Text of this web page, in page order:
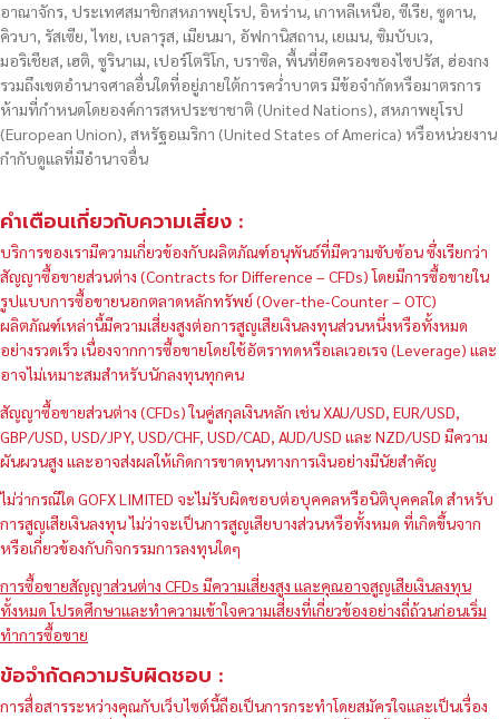
อาณาจักร, ประเทศสมาชิกสหภาพยุโรป, อิหร่าน, เกาหลีเหนือ, ซีเรีย, ซูดาน,
คิวบา, รัสเซีย, ไทย, เบลารุส, เมียนมา, อัฟกานิสถาน, เยเมน, ซิมบับเว,
มอริเชียส, เฮติ, ซูรินาเม, เปอร์โตริโก, บราซิล, พื้นที่ยึดครองของไซปรัส, ฮ่องกง
รวมถึงเขตอำนาจศาลอื่นใดที่อยู่ภายใต้การคว่ำบาตร มีข้อจำกัดหรือมาตรการ
ห้ามที่กำหนดโดยองค์การสหประชาชาติ (United Nations), สหภาพยุโรป
(European Union), สหรัฐอเมริกา (United States of America) หรือหน่วยงาน
กำกับดูแลที่มีอำนาจอื่น
คำเตือนเกี่ยวกับความเสี่ยง :
บริการของเรามีความเกี่ยวข้องกับผลิตภัณฑ์อนุพันธ์ที่มีความซับซ้อน ซึ่งเรียกว่า
สัญญาซื้อขายส่วนต่าง (Contracts for Difference – CFDs) โดยมีการซื้อขายใน
รูปแบบการซื้อขายนอกตลาดหลักทรัพย์ (Over-the-Counter – OTC)
ผลิตภัณฑ์เหล่านี้มีความเสี่ยงสูงต่อการสูญเสียเงินลงทุนส่วนหนึ่งหรือทั้งหมด
อย่างรวดเร็ว เนื่องจากการซื้อขายโดยใช้อัตราทดหรือเลเวอเรจ (Leverage) และ
อาจไม่เหมาะสมสำหรับนักลงทุนทุกคน
สัญญาซื้อขายส่วนต่าง (CFDs) ในคู่สกุลเงินหลัก เช่น XAU/USD, EUR/USD,
GBP/USD, USD/JPY, USD/CHF, USD/CAD, AUD/USD และ NZD/USD มีความ
ผันผวนสูง และอาจส่งผลให้เกิดการขาดทุนทางการเงินอย่างมีนัยสำคัญ
ไม่ว่ากรณีใด GOFX LIMITED จะไม่รับผิดชอบต่อบุคคลหรือนิติบุคคลใด สำหรับ
การสูญเสียเงินลงทุน ไม่ว่าจะเป็นการสูญเสียบางส่วนหรือทั้งหมด ที่เกิดขึ้นจาก
หรือเกี่ยวข้องกับกิจกรรมการลงทุนใดๆ
การซื้อขายสัญญาส่วนต่าง CFDs มีความเสี่ยงสูง และคุณอาจสูญเสียเงินลงทุน
ทั้งหมด โปรดศึกษาและทำความเข้าใจความเสี่ยงที่เกี่ยวข้องอย่างถี่ถ้วนก่อนเริ่ม
ทำการซื้อขาย
ข้อจำกัดความรับผิดชอบ :
การสื่อสารระหว่างคุณกับเว็บไซต์นี้ถือเป็นการกระทำโดยสมัครใจและเป็นเรื่อง